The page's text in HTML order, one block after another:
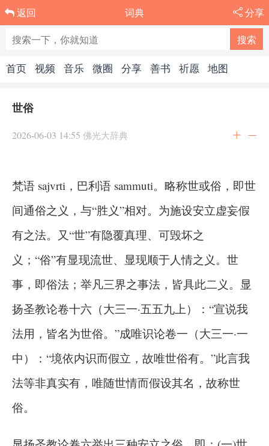
返回 词典 分享
首页 视频 音乐 微圈 分享 善书 祈愿 地图
世俗
2026-06-03 14:55 佛光大辞典
梵语 sajvrti，巴利语 sammuti。略称世或俗，即世
间通俗之义，与“胜义”相对。为施设安立虚妄假
有之法。又“世”有隐覆真理、可毁坏之
义；“俗”有显现流世、显现顺于人情之义。世
事，即俗法；举凡三界之事法，皆具此二义。显
扬圣教论卷十六（大三一·五五九上）：“宣说我
法用，皆名为世俗。”成唯识论卷一（大三一·一
中）：“境依内识而假立，故唯世俗有。”此言我
法等非真实有，唯随世情而假设其名，故称世
俗。